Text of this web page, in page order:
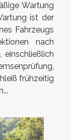
Wartung
ist der
Fahrzeugs
nach
einschließlich
frühzeitig